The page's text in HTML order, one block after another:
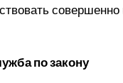
по закону